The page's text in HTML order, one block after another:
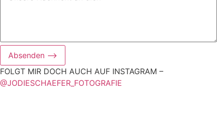
Absenden ⟶
FOLGT MIR DOCH AUCH AUF INSTAGRAM –
@JODIESCHAEFER_FOTOGRAFIE